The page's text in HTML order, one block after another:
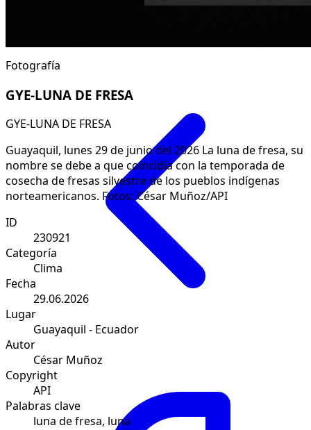
Fotografía
GYE-LUNA DE FRESA
GYE-LUNA DE FRESA
Guayaquil, lunes 29 de junio del 2026 La luna de fresa, su
nombre se debe a que coincidia con la temporada de
cosecha de fresas silvestre de los pueblos indígenas
norteamericanos. Fotos: César Muñoz/API
ID
230921
Categoría
Clima
Fecha
29.06.2026
Lugar
Guayaquil - Ecuador
Autor
César Muñoz
Copyright
API
Palabras clave
luna de fresa, luna